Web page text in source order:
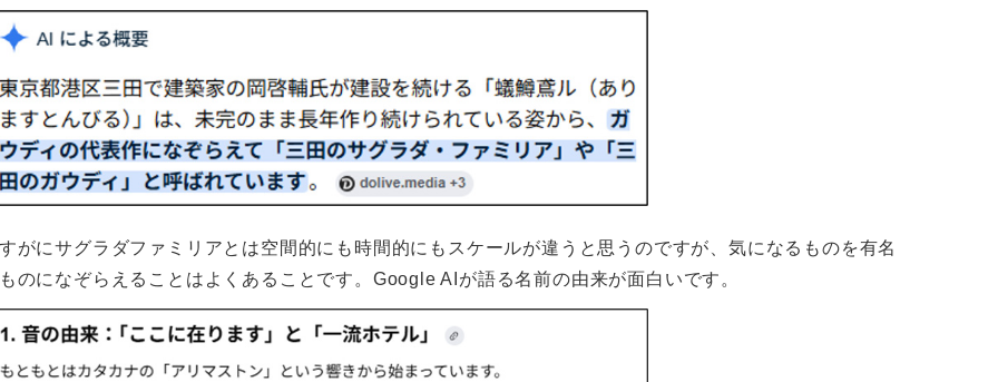
がにサグラダファミリアとは空間的にも時間的にもスケールが違うと思うのですが、気になるものを有名
のになぞらえることはよくあることです。Google AIが語る名前の由来が面白いです。